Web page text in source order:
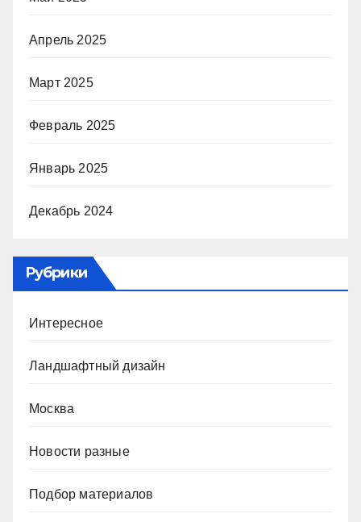
Апрель 2025
Март 2025
Февраль 2025
Январь 2025
Декабрь 2024
Рубрики
Интересное
Ландшафтный дизайн
Москва
Новости разные
Подбор материалов